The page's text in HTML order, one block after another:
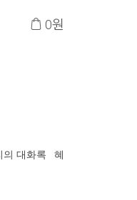
0원
의 대화록 혜